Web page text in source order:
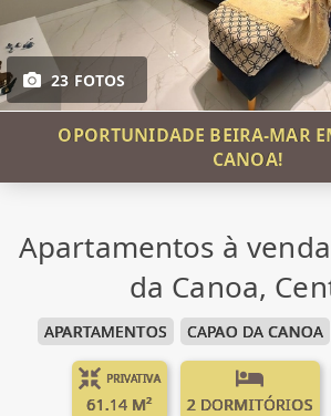
23 FOTOS
OPORTUNIDADE BEIRA-MAR
CANOA!
Apartamentos à
da Canoa,
APARTAMENTOS CAPAO DA CANOA
PRIVATIVA
61.14 M² 2 DORMITÓRIOS